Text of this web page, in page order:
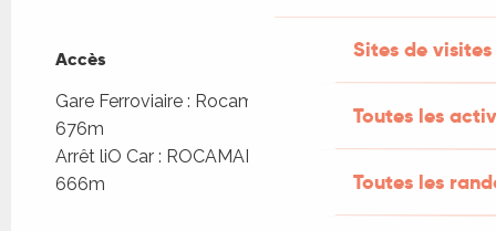
Sites de visites
Toutes les
Toutes les
Accès
Accès
Gare Ferroviaire : Rocamadour - Padirac à
676m
Arrêt liO Car : ROCAMADOUR - Gare SNCF à
666m